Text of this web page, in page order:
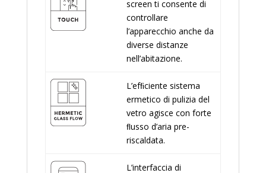
screen ti consente di
controllare
l’apparecchio anche da
diverse distanze
nell’abitazione.
L’efﬁciente sistema
ermetico di pulizia del
vetro agisce con forte
ﬂusso d’aria pre-
riscaldata.
L’interfaccia di